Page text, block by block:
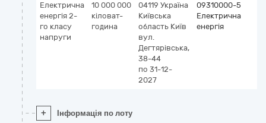
Електрична
енергія 2-
го класу
напруги
10 000 000
кіловат-
година
04119 Україна
Київська
область Київ
вул.
Дегтярівська,
38-44
по 31-12-
2027
09310000-5
Електрична
енергія
+ Інформація по лоту